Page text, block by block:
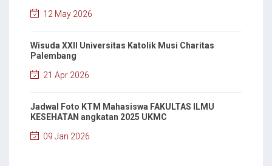
12 May 2026
Wisuda XXII Universitas Katolik Musi Charitas
Palembang
21 Apr 2026
Jadwal Foto KTM Mahasiswa FAKULTAS ILMU
KESEHATAN angkatan 2025 UKMC
09 Jan 2026